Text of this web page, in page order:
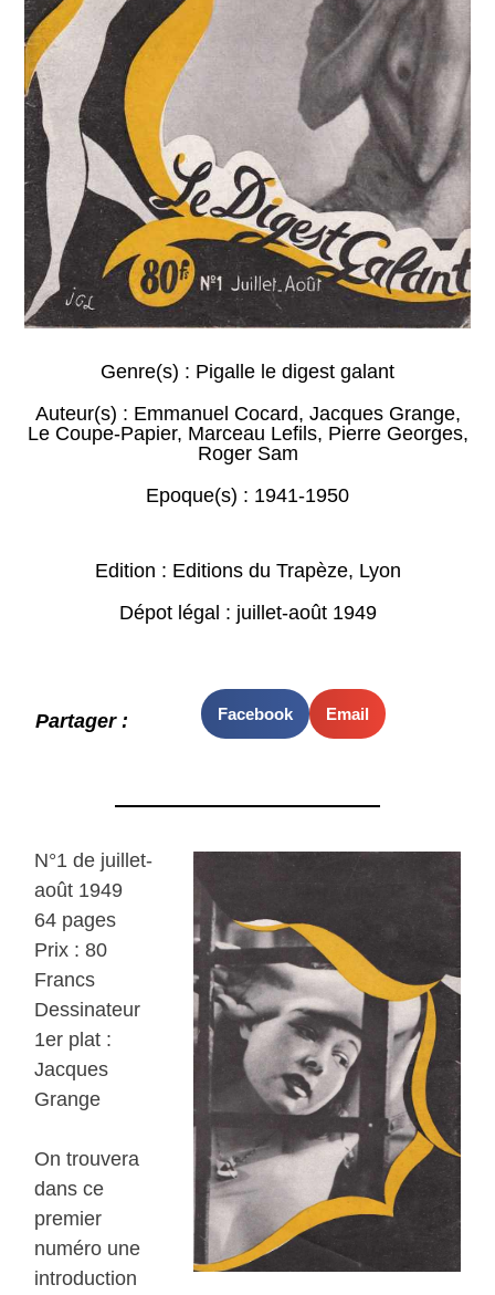
Genre(s) : Pigalle le digest galant
Auteur(s) : Emmanuel Cocard, Jacques Grange,
Le Coupe-Papier, Marceau Lefils, Pierre Georges,
Roger Sam
Epoque(s) : 1941-1950
Edition : Editions du Trapèze, Lyon
Dépot légal : juillet-août 1949
Partager : Facebook Email
N°1 de juillet-
août 1949
64 pages
Prix : 80
Francs
Dessinateur
1er plat :
Jacques
Grange
On trouvera
dans ce
premier
numéro une
introduction